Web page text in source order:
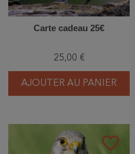
Carte cadeau 25€
25,00 €
AJOUTER AU PANIER
favorite_border